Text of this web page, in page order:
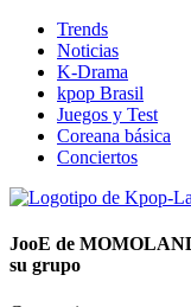
Trends
Noticias
K-Drama
kpop Brasil
Juegos y Test
Coreana básica
Conciertos
JooE de
su grupo